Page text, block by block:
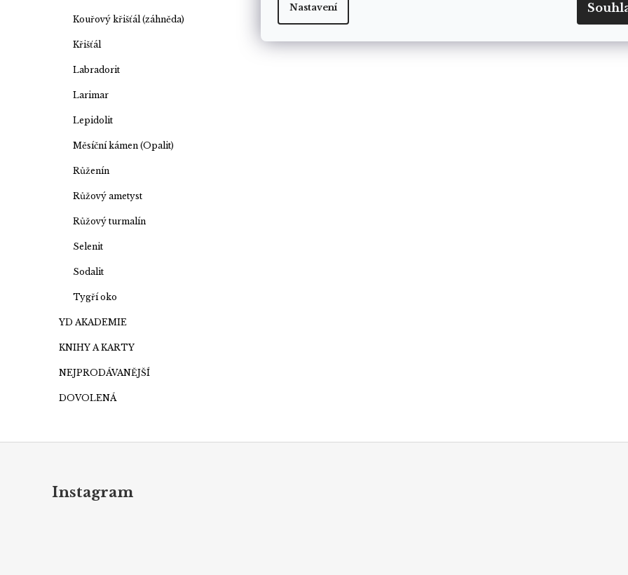
Nastavení
Kouřový křišťál (záhněda)
Křišťál
Labradorit
Larimar
Lepidolit
Měsíční kámen (Opalit)
Růženín
Růžový ametyst
Růžový turmalín
Selenit
Sodalit
Tygří oko
YD AKADEMIE
KNIHY A KARTY
NEJPRODÁVANĚJŠÍ
DOVOLENÁ
Instagram